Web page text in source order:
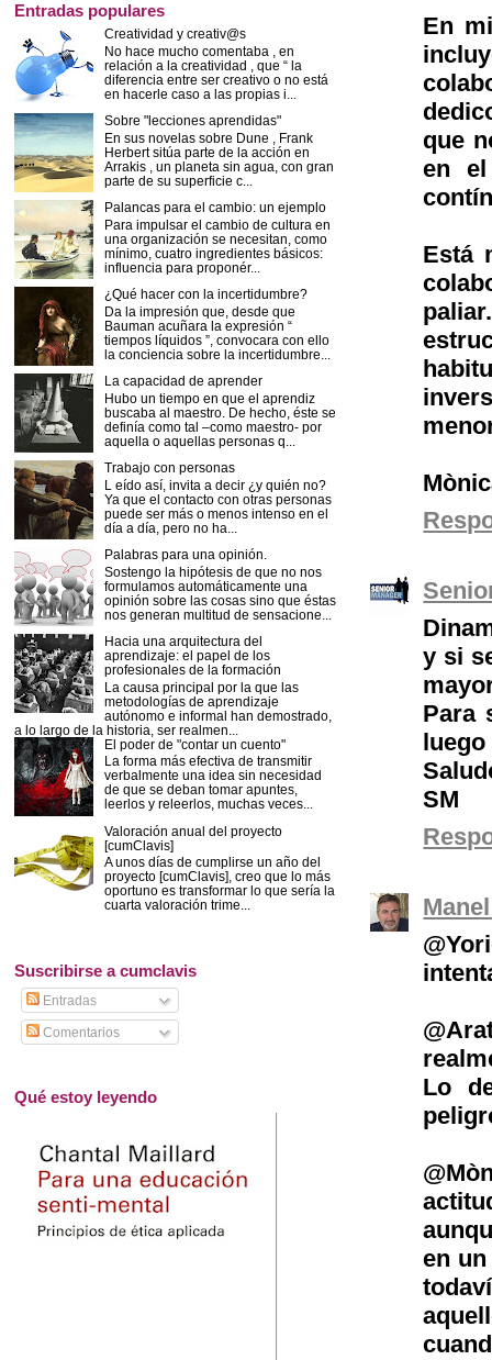
En
que
en
Está
y si
Para
luego
SM
Lo
en
Entradas populares
Creatividad y creativ@s
No hace mucho comentaba , en
relación a la creatividad , que “ la
diferencia entre ser creativo o no está
en hacerle caso a las propias i...
Sobre "lecciones aprendidas"
En sus novelas sobre Dune , Frank
Herbert sitúa parte de la acción en
Arrakis , un planeta sin agua, con gran
parte de su superficie c...
Palancas para el cambio: un ejemplo
Para impulsar el cambio de cultura en
una organización se necesitan, como
mínimo, cuatro ingredientes básicos:
influencia para proponér...
¿Qué hacer con la incertidumbre?
Da la impresión que, desde que
Bauman acuñara la expresión “
tiempos líquidos ”, convocara con ello
la conciencia sobre la incertidumbre...
La capacidad de aprender
Hubo un tiempo en que el aprendiz
buscaba al maestro. De hecho, éste se
definía como tal –como maestro- por
aquella o aquellas personas q...
Trabajo con personas
L eído así, invita a decir ¿y quién no?
Ya que el contacto con otras personas
puede ser más o menos intenso en el
día a día, pero no ha...
Palabras para una opinión.
Sostengo la hipótesis de que no nos
formulamos automáticamente una
opinión sobre las cosas sino que éstas
nos generan multitud de sensacione...
Hacia una arquitectura del
aprendizaje: el papel de los
profesionales de la formación
La causa principal por la que las
metodologías de aprendizaje
autónomo e informal han demostrado,
a lo largo de la historia, ser realmen...
El poder de "contar un cuento"
La forma más efectiva de transmitir
verbalmente una idea sin necesidad
de que se deban tomar apuntes,
leerlos y releerlos, muchas veces...
Valoración anual del proyecto
[cumClavis]
A unos días de cumplirse un año del
proyecto [cumClavis], creo que lo más
oportuno es transformar lo que sería la
cuarta valoración trime...
Suscribirse a cumclavis
Entradas
Comentarios
Qué estoy leyendo